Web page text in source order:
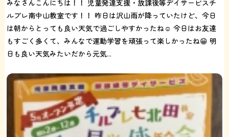
みなさんこんにちは！！ 児童発達支援・放課後等デイサービスチ
ルプレ南中山教室です！！ 昨日は沢山雨が降っていたけど、今日
は朝からとっても良い天気で過ごしやすかったね☺️ 今日はお友達
もすごく多くて、みんなで運動学習を頑張って楽しかったね😁 明
日も良い天気みたいだから元気...